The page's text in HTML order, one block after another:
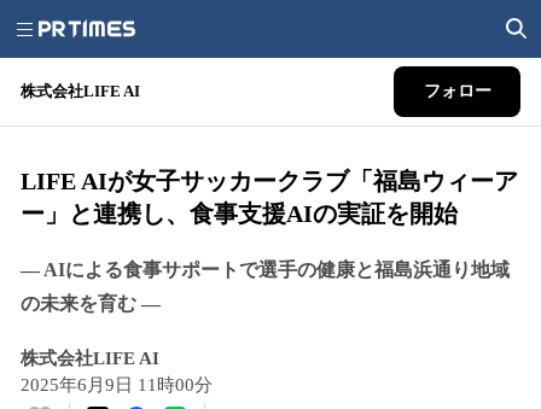
株式会社LIFE AI フォロー
LIFE AIが女子サッカークラブ「福島ウィーア
ー」と連携し、食事支援AIの実証を開始
― AIによる食事サポートで選手の健康と福島浜通り地域
の未来を育む ―
株式会社LIFE AI
2025年6月9日 11時00分